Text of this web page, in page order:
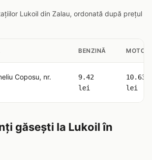
Lukoil din Zalau, ordonată după prețul
BENZINĂ
Coposu, nr.
9.42
lei
10.63
lei
găsești la Lukoil în